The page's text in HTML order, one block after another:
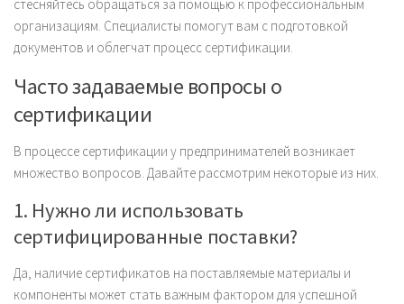
стесняйтесь обращаться за помощью к профессиональным
организациям. Специалисты помогут вам с подготовкой
документов и облегчат процесс сертификации.
Часто задаваемые вопросы о
сертификации
В процессе сертификации у предпринимателей возникает
множество вопросов. Давайте рассмотрим некоторые из них.
1. Нужно ли использовать
сертифицированные поставки?
Да, наличие сертификатов на поставляемые материалы и
компоненты может стать важным фактором для успешной